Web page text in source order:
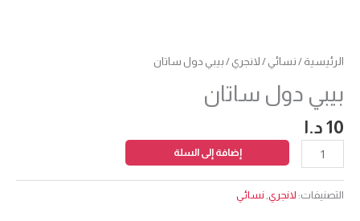
الرئيسية / نسائي / لانجري / بيبي دول ساتان
بيبي دول ساتان
10 د.ا
دول
إضافة إلى السلة
التصنيفات: لانجري,نسائي